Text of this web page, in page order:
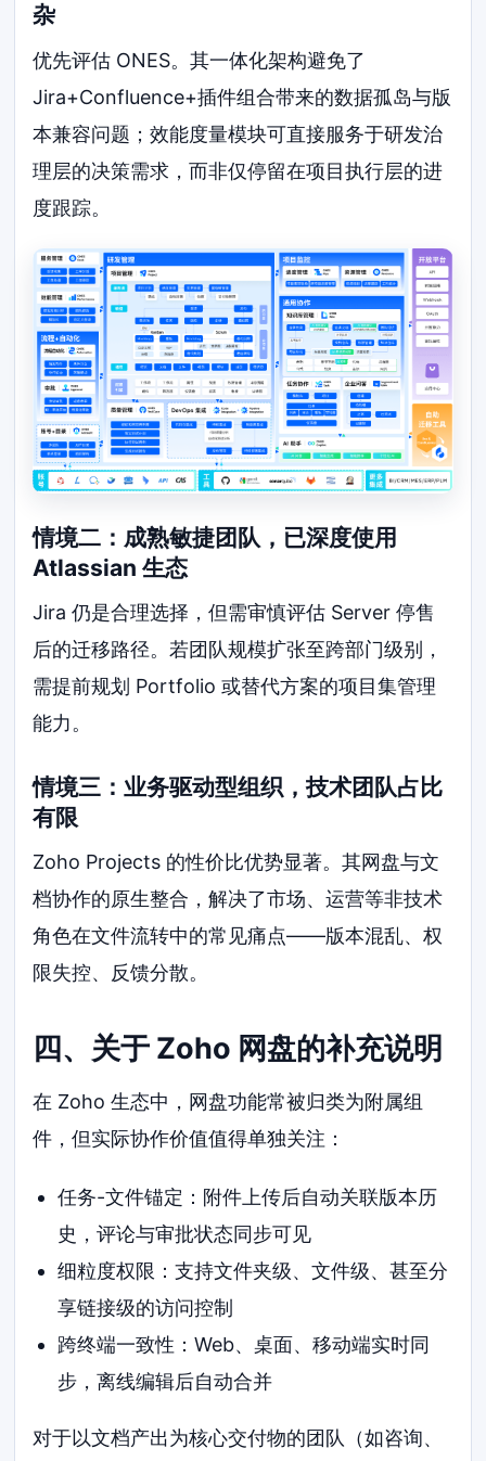
杂
优先评估 ONES。其一体化架构避免了
Jira+Confluence+插件组合带来的数据孤岛与版
本兼容问题；效能度量模块可直接服务于研发治
理层的决策需求，而非仅停留在项目执行层的进
度跟踪。
情境二：成熟敏捷团队，已深度使用
Atlassian 生态
Jira 仍是合理选择，但需审慎评估 Server 停售
后的迁移路径。若团队规模扩张至跨部门级别，
需提前规划 Portfolio 或替代方案的项目集管理
能力。
情境三：业务驱动型组织，技术团队占比
有限
Zoho Projects 的性价比优势显著。其网盘与文
档协作的原生整合，解决了市场、运营等非技术
角色在文件流转中的常见痛点——版本混乱、权
限失控、反馈分散。
四、关于 Zoho 网盘的补充说明
在 Zoho 生态中，网盘功能常被归类为附属组
件，但实际协作价值值得单独关注：
任务-文件锚定：附件上传后自动关联版本历
史，评论与审批状态同步可见
细粒度权限：支持文件夹级、文件级、甚至分
享链接级的访问控制
跨终端一致性：Web、桌面、移动端实时同
步，离线编辑后自动合并
对于以文档产出为核心交付物的团队（如咨询、